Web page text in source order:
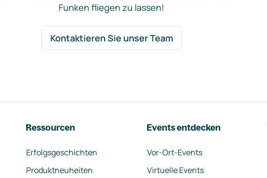
Funken fliegen zu lassen!
Kontaktieren Sie unser Team
Ressourcen
Erfolgsgeschichten
Produktneuheiten
Events entdecken
Vor-Ort-Events
Virtuelle Events